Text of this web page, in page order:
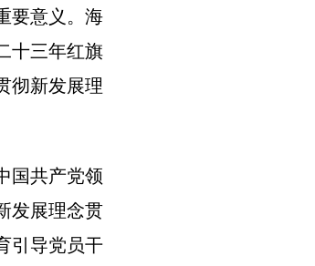
要意义。海
十三年红旗
彻新发展理
国共产党领
发展理念贯
引导党员干